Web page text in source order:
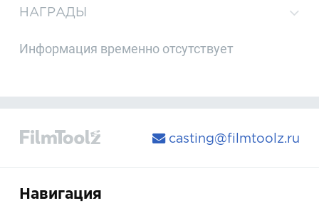
НАГРАДЫ
Информация временно отсутствует
casting@filmtoolz.ru
Навигация